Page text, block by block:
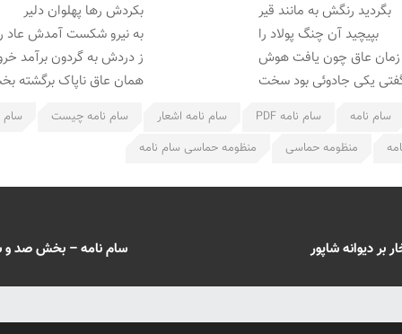
بگردید رنگش به مانند قیر
بکردش رها پهلوان دلیر
بپیچید آن چنگ پولاد را
به نیرو شکست آمدش عاد
عاق چون یافت هوش
ز دردش به گردون برآمد
یکی جادوئی بود سخت
همان عاق ناپاک برگشته
سام نامه سام نامه PDF سام نامه اشعار سام نامه چیست سام
منظومه حماسی منظومه حماسی سام نامه
دیوانه شاپور
سام نامه – بخش صد و